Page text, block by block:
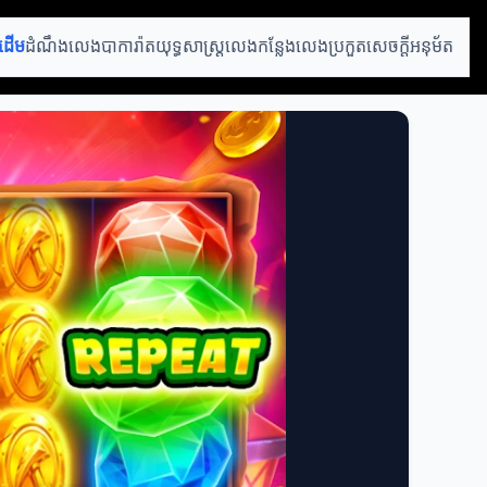
ើមដំណឹងលេងបាការ៉ាតយុទ្ធសាស្ត្រលេងកន្លែងលេងប្រកួតសេចក្ដីអនុម័ត